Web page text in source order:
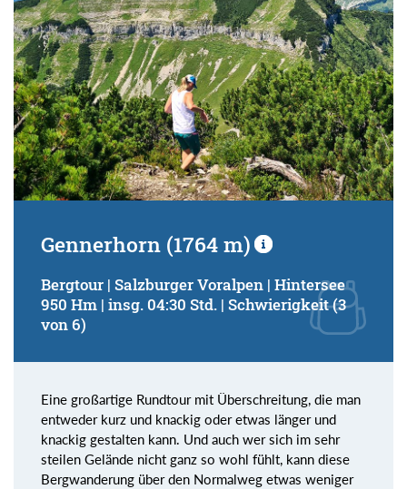
Gennerhorn (1764 m)
Bergtour | Salzburger Voralpen | Hintersee
950 Hm | insg. 04:30 Std. | Schwierigkeit (3
von 6)
Eine großartige Rundtour mit Überschreitung, die man
entweder kurz und knackig oder etwas länger und
knackig gestalten kann. Und auch wer sich im sehr
steilen Gelände nicht ganz so wohl fühlt, kann diese
Bergwanderung über den Normalweg etwas weniger